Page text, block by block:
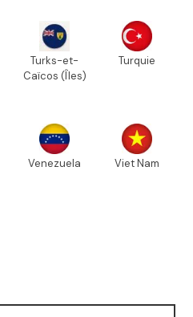
Turks-et-
Caïcos (Îles)
Turquie
Venezuela Viet Nam